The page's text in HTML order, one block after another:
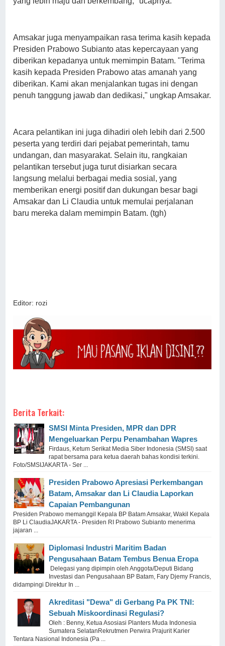
Amsakar juga menyampaikan rasa terima kasih kepada
Presiden Prabowo Subianto atas kepercayaan yang
diberikan kepadanya untuk memimpin Batam. "Terima
kasih kepada Presiden Prabowo atas amanah yang
diberikan. Kami akan menjalankan tugas ini dengan
penuh tanggung jawab dan dedikasi," ungkap Amsakar.
Acara pelantikan ini juga dihadiri oleh lebih dari 2.500
peserta yang terdiri dari pejabat pemerintah, tamu
undangan, dan masyarakat. Selain itu, rangkaian
pelantikan tersebut juga turut disiarkan secara
langsung melalui berbagai media sosial, yang
memberikan energi positif dan dukungan besar bagi
Amsakar dan Li Claudia untuk memulai perjalanan
baru mereka dalam memimpin Batam. (tgh)
Editor: rozi
Berita Terkait:
SMSI Minta Presiden, MPR dan DPR
Mengeluarkan Perpu Penambahan Wapres
Firdaus, Ketum Serikat Media Siber Indonesia (SMSI) saat
rapat bersama para ketua daerah bahas kondisi terkini.
Foto/SMSIJAKARTA - Ser ...
Presiden Prabowo Apresiasi Perkembangan
Batam, Amsakar dan Li Claudia Laporkan
Capaian Pembangunan
Presiden Prabowo memanggil Kepala BP Batam Amsakar, Wakil Kepala
BP Li ClaudiaJAKARTA - Presiden RI Prabowo Subianto menerima
jajaran ...
Diplomasi Industri Maritim Badan
Pengusahaan Batam Tembus Benua Eropa
Delegasi yang dipimpin oleh Anggota/Deputi Bidang
Investasi dan Pengusahaan BP Batam, Fary Djemy Francis,
didampingi Direktur In ...
Akreditasi "Dewa" di Gerbang Pa PK TNI:
Sebuah Miskoordinasi Regulasi?
Oleh : Benny, Ketua Asosiasi Planters Muda Indonesia
Sumatera SelatanRekrutmen Perwira Prajurit Karier
Tentara Nasional Indonesia (Pa ...